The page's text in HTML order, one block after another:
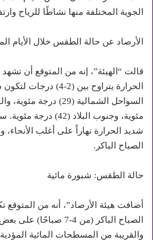
الجوية المختلفة منها نشاطًا للرياح
الأرصاد عن حالة الطقس خلال الأيام
قالت “الهيئة”، إنه من المتوقع أن تشهد
الحرارة يتراوح بين (2-
مئوية، وجنوب البلاد
شديد الحرارة نهاراً على أغلب الأنحاء،
الصباح الباكر.
حالة الطقس: شبورة مائية
أضافت هيئة الأرصاد”، أنه من
الصباح الباكر (من 4-7
والقريبة من المسطحات المائية